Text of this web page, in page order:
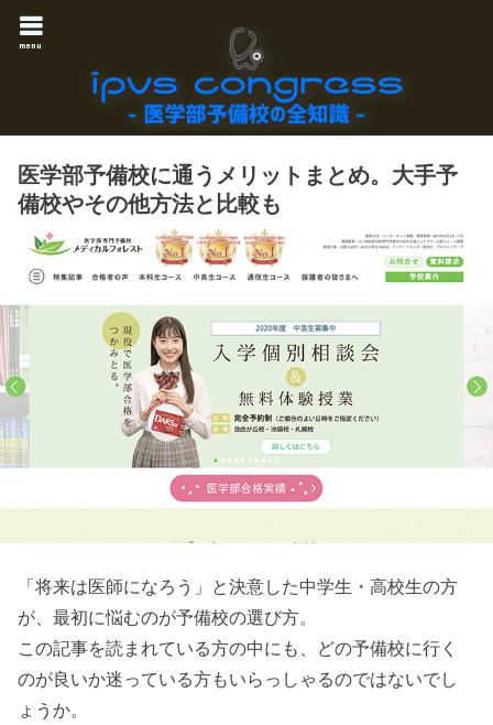
menu
医学部予備校に通うメリットまとめ。大手予
備校やその他方法と比較も
「将来は医師になろう」と決意した中学生・高校生の方
が、最初に悩むのが予備校の選び方。
この記事を読まれている方の中にも、どの予備校に行く
のが良いか迷っている方もいらっしゃるのではないでし
ょうか。